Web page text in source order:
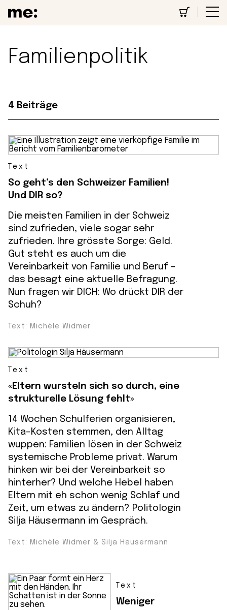
Familienpolitik
4 Beiträge
Text
So geht’s den Schweizer Familien!
Und DIR so?
Die meisten Familien in der Schweiz
sind zufrieden, viele sogar sehr
zufrieden. Ihre grösste Sorge: Geld.
Gut steht es auch um die
Vereinbarkeit von Familie und Beruf –
das besagt eine aktuelle Befragung.
Nun fragen wir DICH: Wo drückt DIR der
Schuh?
Text: Michèle Widmer
Text
«Eltern wursteln sich so durch, eine
strukturelle Lösung fehlt»
14 Wochen Schulferien organisieren,
Kita-Kosten stemmen, den Alltag
wuppen: Familien lösen in der Schweiz
systemische Probleme privat. Warum
hinken wir bei der Vereinbarkeit so
hinterher? Und welche Hebel haben
Eltern mit eh schon wenig Schlaf und
Zeit, um etwas zu ändern? Politologin
Silja Häusermann im Gespräch.
Text: Michèle Widmer & Silja Häusermann
Text
Weniger